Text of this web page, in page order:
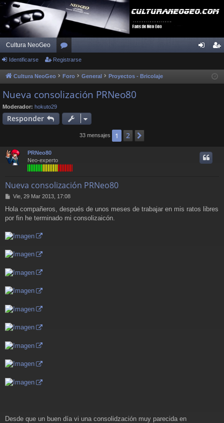
Cultura NeoGeo
or
os ist
Identificarse Registrarse
Cultura NeoGeo Foro General Proyectos - Bricolaje
Nueva consolización PRNeo80
Moderador: hokuto29
Responder
33 mensajes 1 2
PRNeo80
Neo-experto
Nueva consolización PRNeo80
M
n
s
j
e
Vie, 29 Mar 2013, 17:08
Hola compañeros, después de unos meses de trabajar en mis ratos libres
por fin he terminado mi consolizaicón.
Desde que un buen día vi una consolidzación muy parecida en